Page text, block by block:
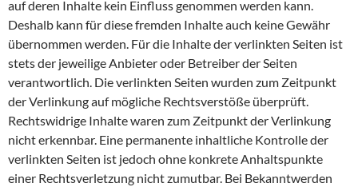
auf deren Inhalte kein Einfluss genommen werden kann.
Deshalb kann für diese fremden Inhalte auch keine Gewähr
übernommen werden. Für die Inhalte der verlinkten Seiten ist
stets der jeweilige Anbieter oder Betreiber der Seiten
verantwortlich. Die verlinkten Seiten wurden zum Zeitpunkt
der Verlinkung auf mögliche Rechtsverstöße überprüft.
Rechtswidrige Inhalte waren zum Zeitpunkt der Verlinkung
nicht erkennbar. Eine permanente inhaltliche Kontrolle der
verlinkten Seiten ist jedoch ohne konkrete Anhaltspunkte
einer Rechtsverletzung nicht zumutbar. Bei Bekanntwerden